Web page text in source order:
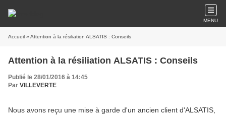
MENU
Accueil » Attention à la résiliation ALSATIS : Conseils
Attention à la résiliation ALSATIS : Conseils
Publié le 28/01/2016 à 14:45
Par VILLEVERTE
Nous avons reçu une mise à garde d'un ancien client d'ALSATIS,